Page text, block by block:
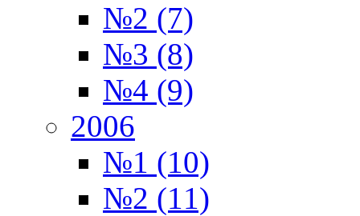
№2 (7)
№3 (8)
№4 (9)
2006
№1 (10)
№2 (11)